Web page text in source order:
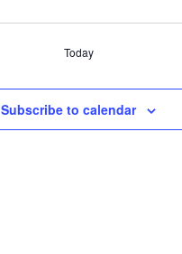
Today
Subscribe to calendar